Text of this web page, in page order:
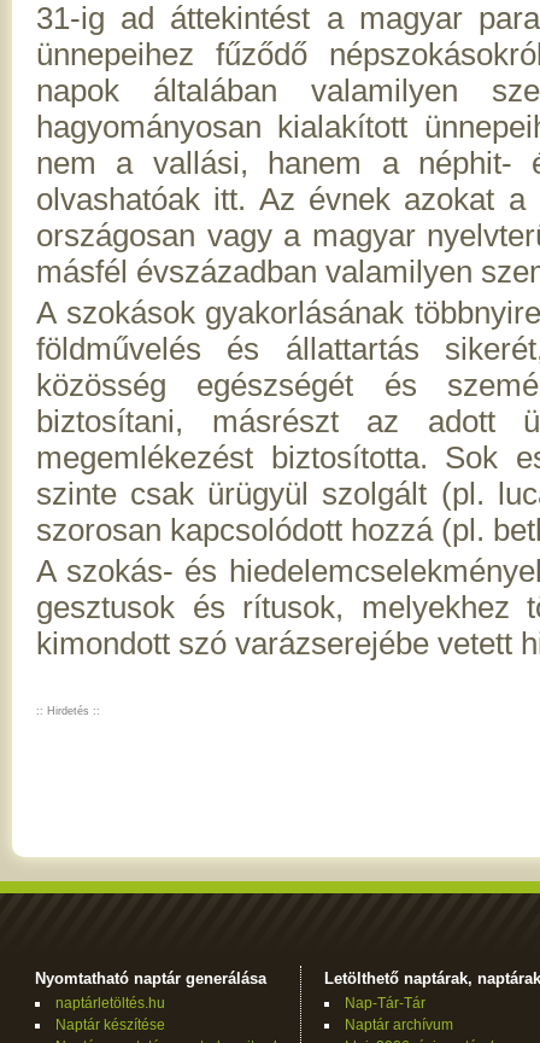
31-ig ad áttekintést a magyar
ünnepeihez fűződő
napok általában valamilyen
hagyományosan kialakított
nem a vallási, hanem a néphit-
olvashatóak itt. Az évnek azokat
országosan vagy a magyar
másfél évszázadban valamilyen
A szokások gyakorlásának
földművelés és állattartás
közösség egészségét és
biztosítani, másrészt az adott
megemlékezést biztosította. Sok
szinte csak ürügyül szolgált (pl.
szorosan kapcsolódott hozzá (pl.
A szokás- és
gesztusok és rítusok, melyekhez
kimondott szó varázserejébe vetett
:: Hirdetés ::
Nyomtatható naptár generálása
naptárletöltés.hu
Naptár készítése
Letölthető naptárak, naptárak
Nap-Tár-Tár
Naptár archívum